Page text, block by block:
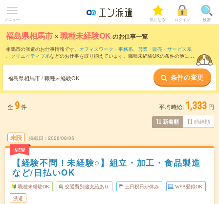
メニュー 気になる! ログイン 検索
福島県相馬市 ×職種未経験OK のお仕事一覧
相馬市の派遣のお仕事情報です。 オフィスワーク・事務系、 営業・販売・サービス系
、 クリエイティブ系などのお仕事を取り揃えています。職種未経験OKの条件の他に、
福島県相馬市 / 職種未経験OK 条件の変更
全 9件 平均時給: 1,333 円
新着順 時給順
未読
NEW
掲載日 2026/08/05
【経験不問！未経験○】組立・加工・食品製造
など/日払いOK
職種未経験OK 交通費別途支給あり 土日祝日が休み WEB登録OK
派遣